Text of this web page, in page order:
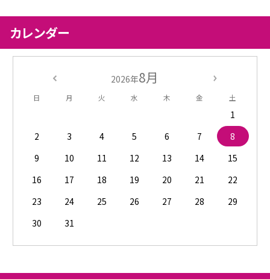
カレンダー
2026年8月
日 月 火 水 木 金 土
1
2
3 4 5 6 7
8
9
10 11 12 13 14
15
16
17 18 19 20 21
22
23
24 25 26 27 28
29
30
31